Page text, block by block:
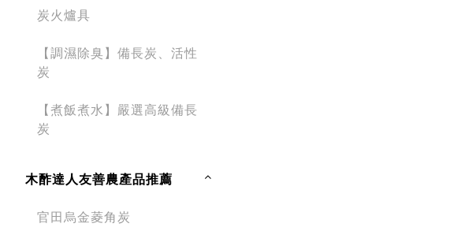
炭火爐具
【調濕除臭】備長炭、活性
炭
【煮飯煮水】嚴選高級備長
炭
木酢達人友善農產品推薦
官田烏金菱角炭